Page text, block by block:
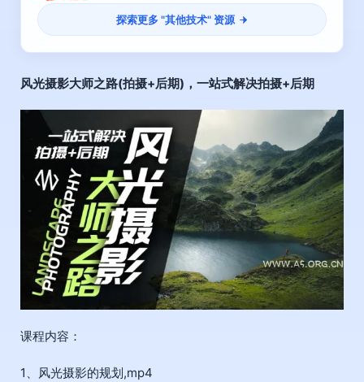
探索更多 "其他技术" 资源
风光摄影大师之路(拍摄+后期)，一站式解决拍摄+后期
课程内容：
1、风光摄影的规划,mp4